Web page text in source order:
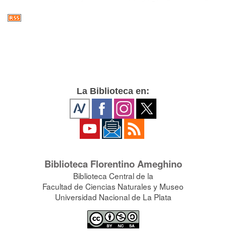
La Biblioteca en:
Biblioteca Florentino Ameghino
Biblioteca Central de la
Facultad de Ciencias Naturales y Museo
Universidad Nacional de La Plata